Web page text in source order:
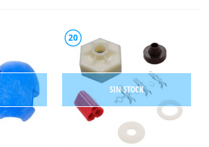
20
SIN STOCK